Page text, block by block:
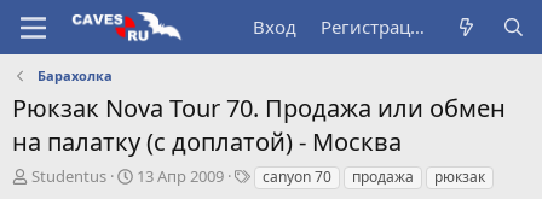
Вход Регистрация
Барахолка
Рюкзак Nova Tour 70. Продажа или обмен
на палатку (с доплатой) - Москва
А
Studentus
Д13 Апр 2009
Тcanyon 70 продажа рюкзак